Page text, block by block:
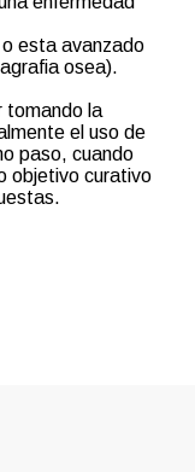
esta avanzado
osea).
tomando la
el uso de
paso, cuando
objetivo curativo